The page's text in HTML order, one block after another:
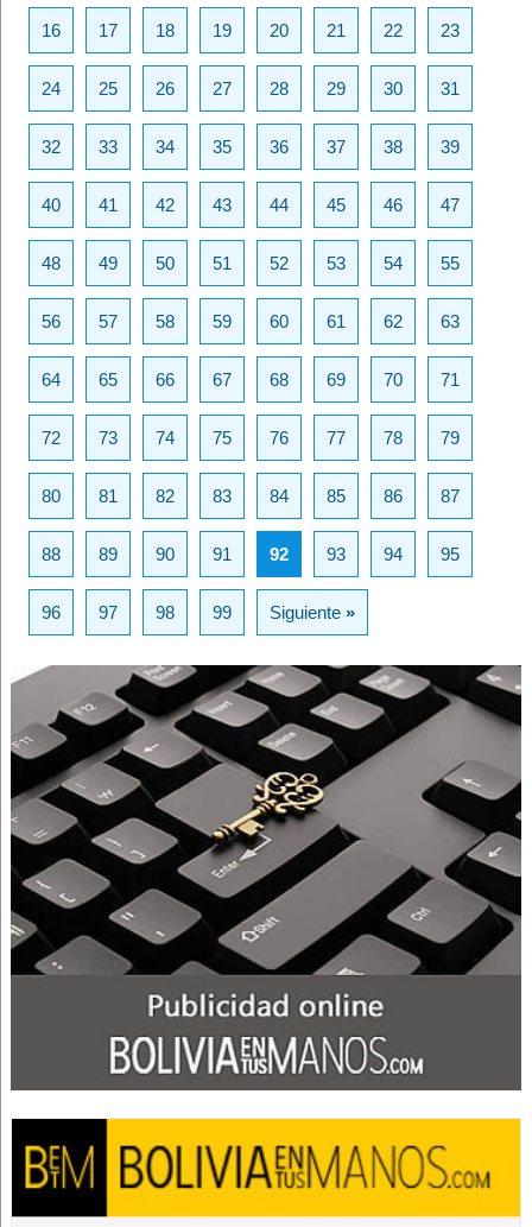
16 17 18 19 20 21 22 23
24 25 26 27 28 29 30 31
32 33 34 35 36 37 38 39
40 41 42 43 44 45 46 47
48 49 50 51 52 53 54 55
56 57 58 59 60 61 62 63
64 65 66 67 68 69 70 71
72 73 74 75 76 77 78 79
80 81 82 83 84 85 86 87
88 89 90 91 92 93 94 95
96 97 98 99 Siguiente»